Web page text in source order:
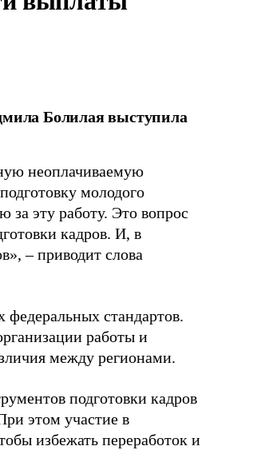
Болилая выступила
неоплачиваемую
молодого
за эту работу. Это вопрос
кадров. И, в
– приводит слова
стандартов.
работы и
между регионами.
подготовки кадров
этом участие в
избежать переработок и